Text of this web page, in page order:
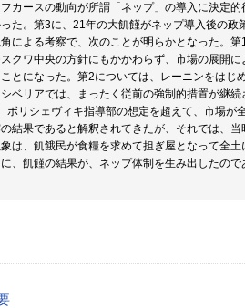
カースの動向が所謂「ネップ」の導入に決定
た。第3に、21年の大飢饉がネップ導入後の政
による考察で、次のことが明らかとなった。
クワ中央の方針にもかかわらず、市場の展開
とになった。第2については、レーニンをは
ベリアでは、まったく従前の強制的措置が継
ボリシェヴィキ指導部の想定を超えて、市場
結果であると解釈されてきたが、それでは、
は、飢餓民が食糧を求めて担ぎ屋となって全
、飢饉の結果が、ネップ体制を生み出したの